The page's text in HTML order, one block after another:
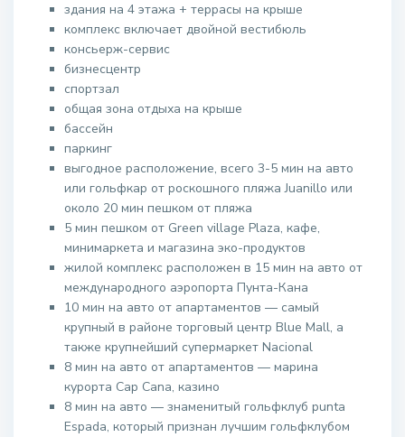
здания на 4 этажа + террасы на крыше
комплекс включает двойной вестибюль
консьерж-сервис
бизнесцентр
спортзал
общая зона отдыха на крыше
бассейн
паркинг
выгодное расположение, всего 3-5 мин на авто
или гольфкар от роскошного пляжа Juanillo или
около 20 мин пешком от пляжа
5 мин пешком от Green village Plaza, кафе,
минимаркета и магазина эко-продуктов
жилой комплекс расположен в 15 мин на авто от
международного аэропорта Пунта-Кана
10 мин на авто от апартаментов — самый
крупный в районе торговый центр Blue Mall, а
также крупнейший супермаркет Nacional
8 мин на авто от апартаментов — марина
курорта Cap Cana, казино
8 мин на авто — знаменитый гольфклуб punta
Espada, который признан лучшим гольфклубом